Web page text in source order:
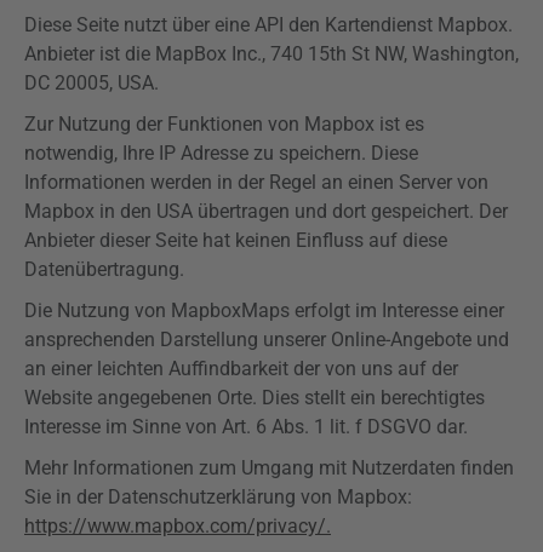
Diese Seite nutzt über eine API den Kartendienst Mapbox.
Anbieter ist die MapBox Inc., 740 15th St NW, Washington,
DC 20005, USA.
Zur Nutzung der Funktionen von Mapbox ist es
notwendig, Ihre IP Adresse zu speichern. Diese
Informationen werden in der Regel an einen Server von
Mapbox in den USA übertragen und dort gespeichert. Der
Anbieter dieser Seite hat keinen Einfluss auf diese
Datenübertragung.
Die Nutzung von MapboxMaps erfolgt im Interesse einer
ansprechenden Darstellung unserer Online-Angebote und
an einer leichten Auffindbarkeit der von uns auf der
Website angegebenen Orte. Dies stellt ein berechtigtes
Interesse im Sinne von Art. 6 Abs. 1 lit. f DSGVO dar.
Mehr Informationen zum Umgang mit Nutzerdaten finden
Sie in der Datenschutzerklärung von Mapbox:
https://www.mapbox.com/privacy/.